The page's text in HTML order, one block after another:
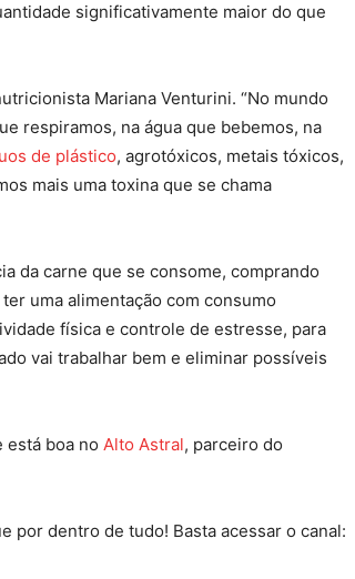
significativamente maior do que
Mariana Venturini. “No mundo
respiramos, na água que bebemos, na
de plástico, agrotóxicos, metais tóxicos,
mais uma toxina que se chama
da carne que se consome, comprando
uma alimentação com consumo
física e controle de estresse, para
vai trabalhar bem e eliminar possíveis
está boa no Alto Astral, parceiro do
por dentro de tudo! Basta acessar o canal: